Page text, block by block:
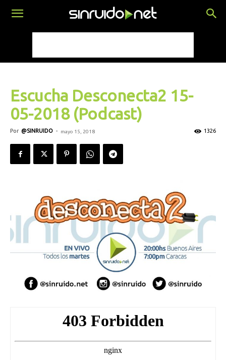
Escucha Desconecta2 15-
05-2018 (Podcast)
Por @SINRUIDO - mayo 15, 2018 1326